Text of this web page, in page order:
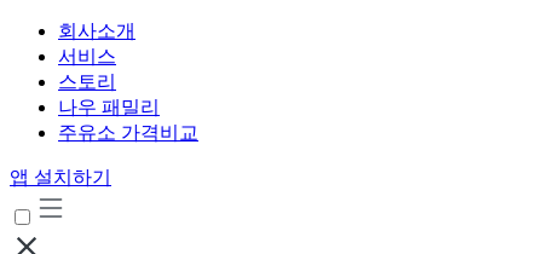
회사소개
서비스
스토리
나우 패밀리
주유소 가격비교
앱 설치하기